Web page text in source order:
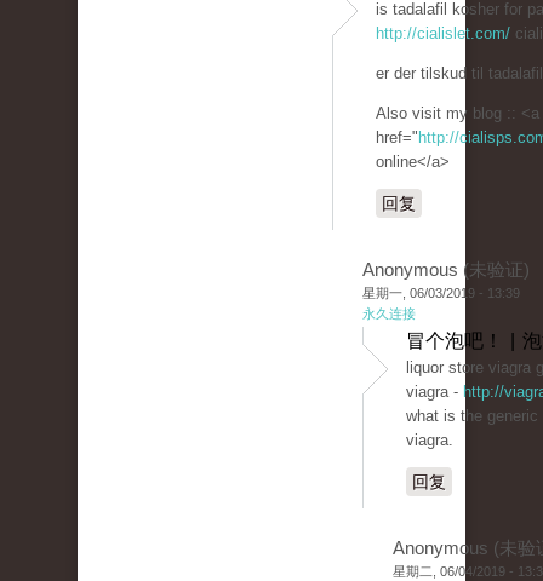
is tadalafil kosher for
http://cialislet.com/
er der tilskud til
Also visit my blog :: <a
href=" http://
online</a>
回复
Anonymous (未验证)
星期一, 06/03/2019 - 13:39
永久连接
冒个泡吧！ |
liquor store viagra
viagra - http://
what is the generic
viagra.
回复
Anonymous (未验
星期二, 06/04/2019 -